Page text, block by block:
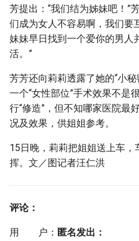
芳提出：“我们结为姊妹吧！”
们成为女人不容易啊，我们要
妹妹早日找到一个爱你的男人
活。”
芳芳还向莉莉透露了她的“小
一个“女性部位”手术效果不是
行“修造”，但不知哪家医院最
况及效果，供姐姐参考。
15日晚，莉莉把姐姐送上车，
挥。文／图记者汪仁洪
评论：
用 户： 匿名发出：